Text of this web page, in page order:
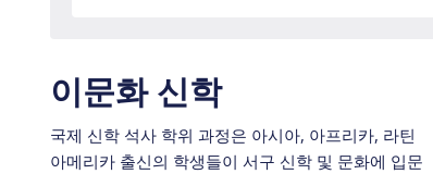
이문화 신학
국제 신학 석사 학위 과정은 아시아, 아프리카, 라틴
아메리카 출신의 학생들이 서구 신학 및 문화에 입문